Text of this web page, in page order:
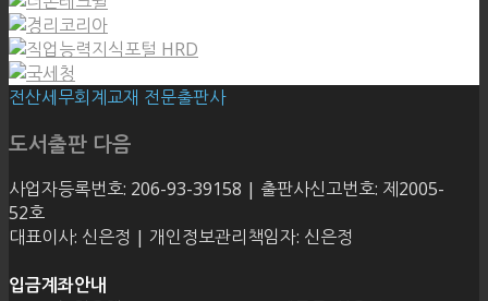
전산세무회계교재 전문출판사
도서출판 다음
사업자등록번호: 206-93-39158 | 출판사신고번호: 제2005-
52호
대표이사: 신은정 | 개인정보관리책임자: 신은정
입금계좌안내